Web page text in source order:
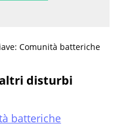
Comunità batteriche
disturbi
batteriche